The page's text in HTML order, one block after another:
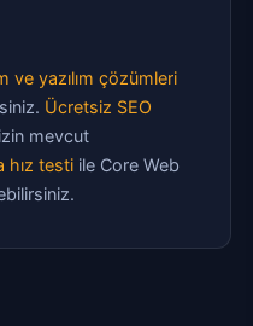
ve yazılım çözümleri
Ücretsiz SEO
mevcut
hız testi ile Core Web